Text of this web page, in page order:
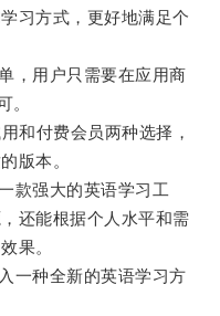
习方式，更好地满足个
用户只需要在应用商
。
付费会员两种选择，
版本。
强大的英语学习工
还能根据个人水平和需
果。
种全新的英语学习方